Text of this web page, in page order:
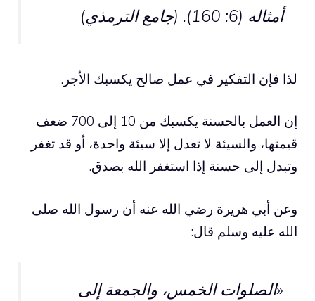
أمثاله (6: 160). (جامع الترمذي)
لذا فإن التفكير في عمل صالح يكسبك الأجر.
إن العمل بالحسنة يكسبك من 10 إلى 700 ضعف
قيمتها، والسيئة لا تعدل إلا سيئة واحدة، أو قد تغفر
وتبدل إلى حسنة إذا استغفر الله بصدق.
وعن أبي هريرة رضي الله عنه أن رسول الله صلى
الله عليه وسلم قال:
«الصلوات الخمس، والجمعة إلى